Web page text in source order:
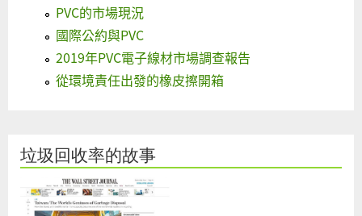
PVC的市場現況
國際公約與PVC
2019年PVC電子線材市場調查報告
從環境責任出發的橡皮擦開箱
垃圾回收率的故事